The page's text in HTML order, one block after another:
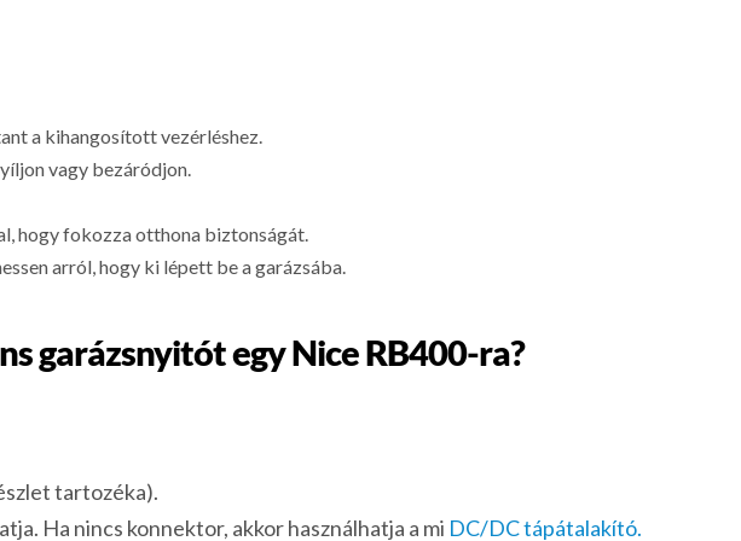
a kihangosított vezérléshez.
vagy bezáródjon.
hogy fokozza otthona biztonságát.
arról, hogy ki lépett be a garázsába.
garázsnyitót egy Nice RB400-ra?
tartozéka).
Ha nincs konnektor, akkor használhatja a mi DC/DC tápátalakító.